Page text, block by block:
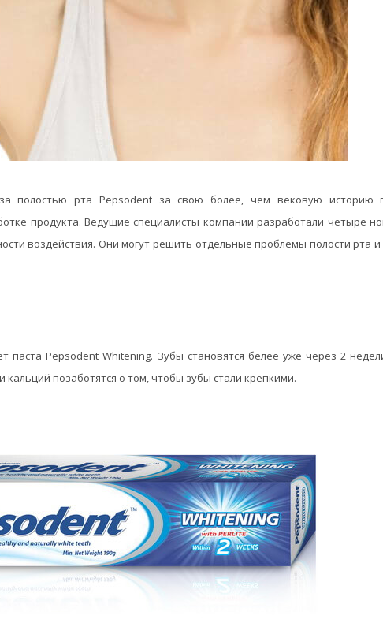
полостью рта Pepsodent за свою более, чем вековую историю
продукта. Ведущие специалисты компании разработали четыре
воздействия. Они могут решить отдельные проблемы полости рта и
паста Pepsodent Whitening. Зубы становятся белее уже через 2
позаботятся о том, чтобы зубы стали крепкими.